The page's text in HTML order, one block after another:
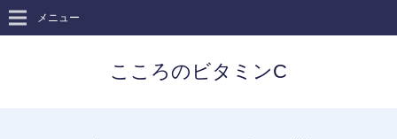
こころのビタミンC
メニュー